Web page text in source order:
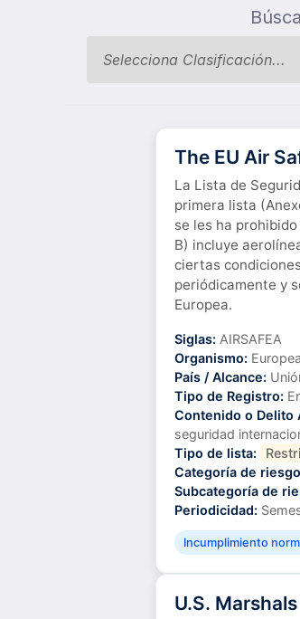
Selecciona Clasificación...
The EU Air
La Lista de
primera lista
se les ha
B) incluye
ciertas
periódicamente y
Europea.
Siglas: AIRSAFEA
Organismo:
País / Alcance:
Tipo de Registro:
Contenido o Delito
seguridad
Tipo de lista:
Categoría de
Subcategoría de
Periodicidad:
Incumplimiento
U.S.